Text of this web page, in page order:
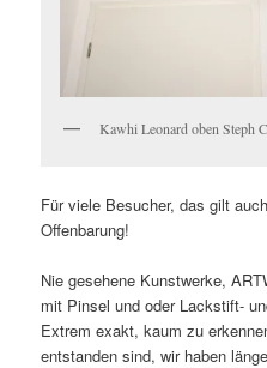
Kawhi Leonard oben Steph
Für viele Besucher, das gilt
Offenbarung!
Nie gesehene Kunstwerke,
mit Pinsel und oder Lackstift-
Extrem exakt, kaum zu
entstanden sind, wir haben